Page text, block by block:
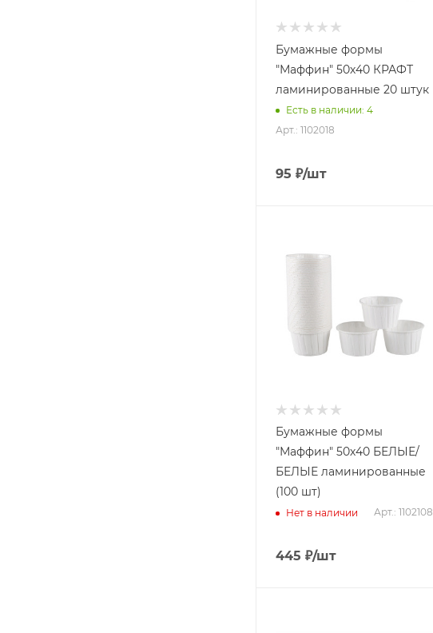
Бумажные формы
"Маффин" 50х40 КРАФТ
ламинированные 20 штук
Есть в наличии: 4
Арт.: 1102018
95 ₽/шт
Бумажные формы
"Маффин" 50х40 БЕЛЫЕ/
БЕЛЫЕ ламинированные
(100 шт)
Нет в наличии Арт.: 1102108
445 ₽/шт